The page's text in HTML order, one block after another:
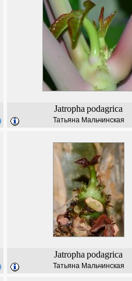
Jatropha podagrica
Татьяна Мальчинская
Jatropha podagrica
Татьяна Мальчинская